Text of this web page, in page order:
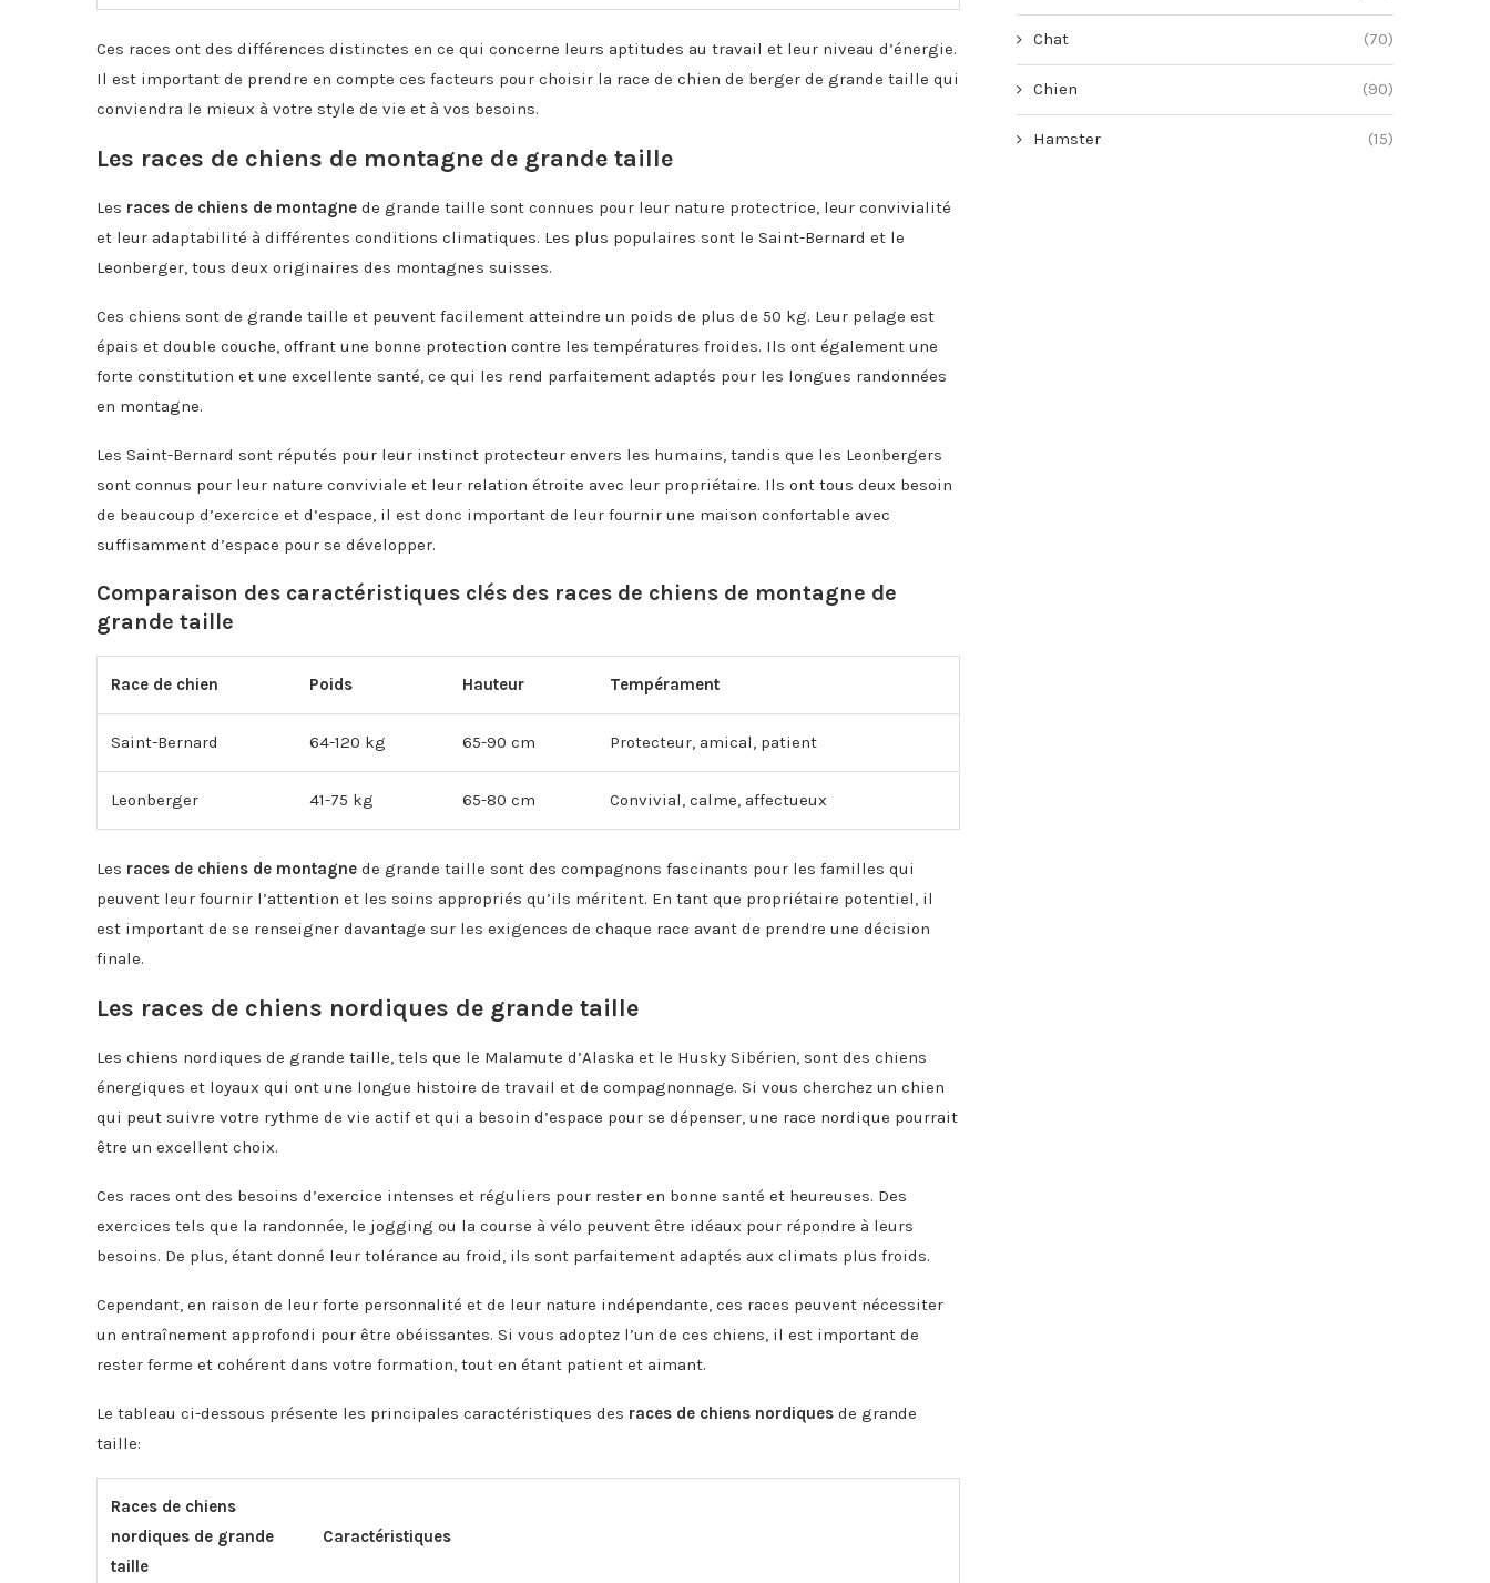
Ces races ont des différences distinctes en ce qui concerne leurs aptitudes au travail et leur niveau d’énergie.
Il est important de prendre en compte ces facteurs pour choisir la race de chien de berger de grande taille qui
conviendra le mieux à votre style de vie et à vos besoins.
Les races de chiens de montagne de grande taille
Les races de chiens de montagne de grande taille sont connues pour leur nature protectrice, leur convivialité
et leur adaptabilité à différentes conditions climatiques. Les plus populaires sont le Saint-Bernard et le
Leonberger, tous deux originaires des montagnes suisses.
Ces chiens sont de grande taille et peuvent facilement atteindre un poids de plus de 50 kg. Leur pelage est
épais et double couche, offrant une bonne protection contre les températures froides. Ils ont également une
forte constitution et une excellente santé, ce qui les rend parfaitement adaptés pour les longues randonnées
en montagne.
Les Saint-Bernard sont réputés pour leur instinct protecteur envers les humains, tandis que les Leonbergers
sont connus pour leur nature conviviale et leur relation étroite avec leur propriétaire. Ils ont tous deux besoin
de beaucoup d’exercice et d’espace, il est donc important de leur fournir une maison confortable avec
suffisamment d’espace pour se développer.
Comparaison des caractéristiques clés des races de chiens de montagne de
grande taille
Race de chien Poids Hauteur Tempérament
Saint-Bernard 64-120 kg 65-90 cm Protecteur, amical, patient
Leonberger 41-75 kg 65-80 cm Convivial, calme, affectueux
Les races de chiens de montagne de grande taille sont des compagnons fascinants pour les familles qui
peuvent leur fournir l’attention et les soins appropriés qu’ils méritent. En tant que propriétaire potentiel, il
est important de se renseigner davantage sur les exigences de chaque race avant de prendre une décision
finale.
Les races de chiens nordiques de grande taille
Les chiens nordiques de grande taille, tels que le Malamute d’Alaska et le Husky Sibérien, sont des chiens
énergiques et loyaux qui ont une longue histoire de travail et de compagnonnage. Si vous cherchez un chien
qui peut suivre votre rythme de vie actif et qui a besoin d’espace pour se dépenser, une race nordique pourrait
être un excellent choix.
Ces races ont des besoins d’exercice intenses et réguliers pour rester en bonne santé et heureuses. Des
exercices tels que la randonnée, le jogging ou la course à vélo peuvent être idéaux pour répondre à leurs
besoins. De plus, étant donné leur tolérance au froid, ils sont parfaitement adaptés aux climats plus froids.
Cependant, en raison de leur forte personnalité et de leur nature indépendante, ces races peuvent nécessiter
un entraînement approfondi pour être obéissantes. Si vous adoptez l’un de ces chiens, il est important de
rester ferme et cohérent dans votre formation, tout en étant patient et aimant.
Le tableau ci-dessous présente les principales caractéristiques des races de chiens nordiques de grande
taille:
Races de chiens
nordiques de grande
taille
Caractéristiques
Chat (70)
Chien (90)
Hamster (15)